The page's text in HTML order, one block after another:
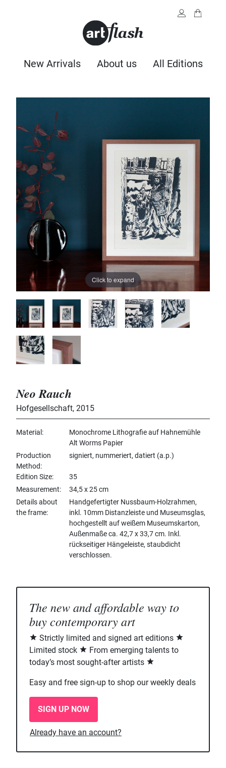
New Arrivals About us All Editions
Click to expand
Neo Rauch
Hofgesellschaft, 2015
Material
Monochrome Lithografie auf Hahnemühle
Alt Worms Papier
Production
Method
signiert, nummeriert, datiert (a.p.)
Edition Size
35
Measurement
34,5 x 25 cm
Details about
the frame
Handgefertigter Nussbaum-Holzrahmen,
inkl. 10mm Distanzleiste und Museumsglas,
hochgestellt auf weißem Museumskarton,
Außenmaße ca. 42,7 x 33,7 cm. Inkl.
rückseitiger Hängeleiste, staubdicht
verschlossen.
The new and affordable way to
buy contemporary art
Strictly limited and signed art editions
Limited stock
From emerging talents to
today’s most sought-after artists
Easy and free sign-up to shop our weekly deals
SIGN UP NOW
Already have an account?